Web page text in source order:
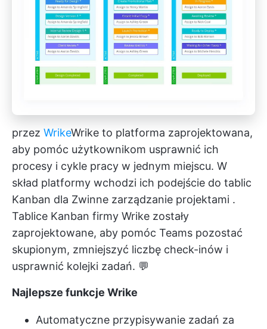
przez WrikeWrike to platforma zaprojektowana,
aby pomóc użytkownikom usprawnić ich
procesy i cykle pracy w jednym miejscu. W
skład platformy wchodzi ich podejście do tablic
Kanban dla Zwinne zarządzanie projektami .
Tablice Kanban firmy Wrike zostały
zaprojektowane, aby pomóc Teams pozostać
skupionym, zmniejszyć liczbę check-inów i
usprawnić kolejki zadań. 💬
Najlepsze funkcje Wrike
Automatyczne przypisywanie zadań za